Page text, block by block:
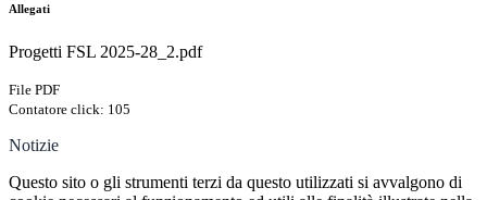
Allegati
Progetti FSL 2025-28_2.pdf
File PDF
Contatore click: 105
Notizie
Questo sito o gli strumenti terzi da questo utilizzati si avvalgono di